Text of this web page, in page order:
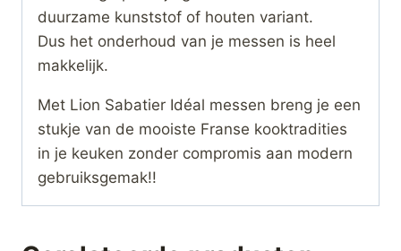
duurzame kunststof of houten variant.
Dus het onderhoud van je messen is heel
makkelijk.
Met Lion Sabatier Idéal messen breng je een
stukje van de mooiste Franse kooktradities
in je keuken zonder compromis aan modern
gebruiksgemak!!